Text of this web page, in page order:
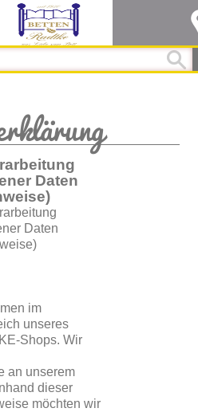
Daten
Daten
im
unseres
Shops. Wir
an unserem
dieser
möchten wir